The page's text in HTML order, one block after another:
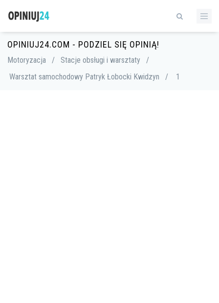
OPINIUJ24.COM - PODZIEL SIĘ OPINIĄ!
Motoryzacja / Stacje obsługi i warsztaty
/
Warsztat samochodowy Patryk Łobocki Kwidzyn
/ 1